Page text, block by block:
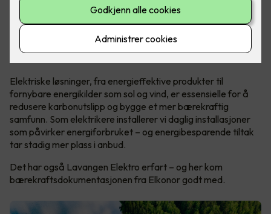
Det er en økende etterspørsel etter grønne løsninger fra
både forbrukere og myndigheter. Det gjelder i stor grad for
elektrobransjen, som daglig implementerer bærekraftige
tiltak i sine produkter og tjenester. Lavangen Elektro er intet
Elektriske løsninger, fra energieffektive produkter til
fornybare energikilder som sol og vind, er essensielle for å
redusere karbonutslipp og bygge et mer bærekraftig
samfunn. Som elektrikere installerer vi daglig installasjoner
som påvirker energiforbruket – og energibesparende tiltak
tar stadig mer plass i anbud.
Det har også Lavangen Elektro erfart – og her kom
bærekraftsdokumentasjonen fra Elkonor godt med.